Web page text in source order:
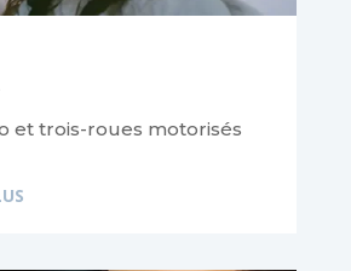
et trois-roues motorisés